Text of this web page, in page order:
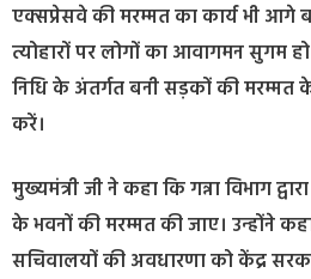
एक्सप्रेसवे की मरम्मत का कार्य भी आगे
त्योहारों पर लोगों का आवागमन सुगम
निधि के अंतर्गत बनी सड़कों की मरम्मत
करें।
मुख्यमंत्री जी ने कहा कि गन्ना विभाग
के भवनों की मरम्मत की जाए। उन्होंने
सचिवालयों की अवधारणा को केंद्र